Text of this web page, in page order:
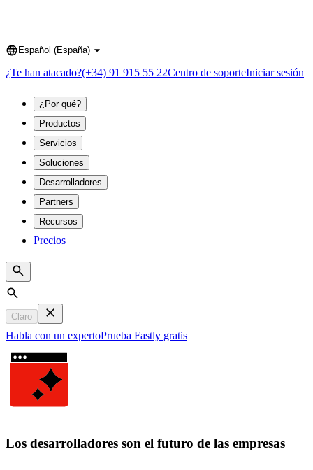
Language
Español (España)
¿Te han atacado?(+34) 91 915 55 22Centro de soporteIniciar sesión
¿Por qué?
Productos
Servicios
Soluciones
Desarrolladores
Partners
Recursos
Precios
Search
Claro
Habla con un expertoPrueba Fastly gratis
Los desarrolladores son el futuro de las empresas